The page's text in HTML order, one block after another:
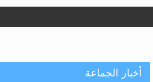
أخبار الجماعة